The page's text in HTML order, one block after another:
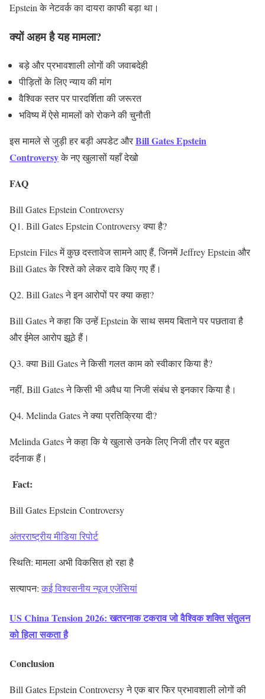
Epstein के नेटवर्क का दायरा काफी बड़ा था।
क्यों अहम है यह मामला?
बड़े और प्रभावशाली लोगों की जवाबदेही
पीड़ितों के लिए न्याय की मांग
वैश्विक स्तर पर पारदर्शिता की जरूरत
भविष्य में ऐसे मामलों को रोकने की चुनौती
इस मामले से जुड़ी हर बड़ी अपडेट औरBill Gates Epstein
Controversyके नए खुलासोंयहाँ देखो
FAQ
Bill Gates Epstein Controversy
Q1. Bill Gates Epstein Controversy क्या है?
Epstein Files में कुछ दस्तावेज सामने आए हैं, जिनमें Jeffrey Epstein और
Bill Gates के रिश्ते को लेकर दावे किए गए हैं।
Q2. Bill Gates ने इन आरोपों पर क्या कहा?
Bill Gates ने कहा कि उन्हें Epstein के साथ समय बिताने पर पछतावा है
और ईमेल आरोप झूठे हैं।
Q3. क्या Bill Gates ने किसी गलत काम को स्वीकार किया है?
नहीं, Bill Gates ने किसी भी अवैध या निजी संबंध से इनकार किया है।
Q4. Melinda Gates ने क्या प्रतिक्रिया दी?
Melinda Gates ने कहा कि ये खुलासे उनके लिए निजी तौर पर बहुत
दर्दनाक हैं।
Fact:
Bill Gates Epstein Controversy
अंतरराष्ट्रीय मीडिया रिपोर्ट
स्थिति: मामला अभी विकसित हो रहा है
सत्यापन: कई विश्वसनीय न्यूज़ एजेंसियां
US China Tension 2026: खतरनाक टकराव जो वैश्विक शक्ति संतुलन
को हिला सकता है
Conclusion
Bill Gates Epstein Controversy ने एक बार फिर प्रभावशाली लोगों की